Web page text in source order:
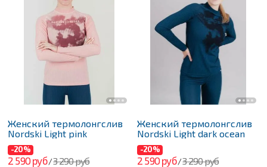
Женский термолонгслив
Nordski Light pink
-20%
2 590 руб/3 290 руб
Женский термолонгслив
Nordski Light dark ocean
-20%
2 590 руб/3 290 руб